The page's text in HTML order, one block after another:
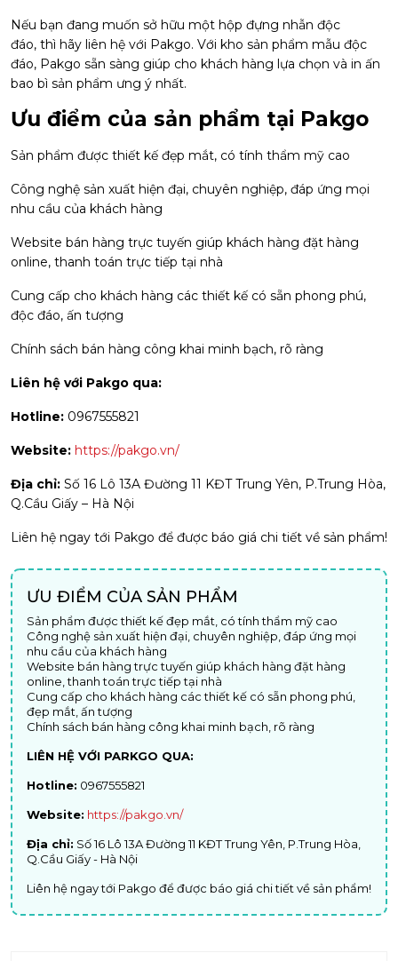
Nếu bạn đang muốn sở hữu một hộp đựng nhẫn độc
đáo, thì hãy liên hệ với Pakgo. Với kho sản phẩm mẫu độc
đáo, Pakgo sẵn sàng giúp cho khách hàng lựa chọn và in ấn
bao bì sản phẩm ưng ý nhất.
Ưu điểm của sản phẩm tại Pakgo
Sản phẩm được thiết kế đẹp mắt, có tính thẩm mỹ cao
Công nghệ sản xuất hiện đại, chuyên nghiệp, đáp ứng mọi
nhu cầu của khách hàng
Website bán hàng trực tuyến giúp khách hàng đặt hàng
online, thanh toán trực tiếp tại nhà
Cung cấp cho khách hàng các thiết kế có sẵn phong phú,
độc đáo, ấn tượng
Chính sách bán hàng công khai minh bạch, rõ ràng
Liên hệ với Pakgo qua:
Hotline: 0967555821
Website: https://pakgo.vn/
Địa chỉ: Số 16 Lô 13A Đường 11 KĐT Trung Yên, P.Trung Hòa,
Q.Cầu Giấy – Hà Nội
Liên hệ ngay tới Pakgo để được báo giá chi tiết về sản phẩm!
ƯU ĐIỂM CỦA SẢN PHẨM
Sản phẩm được thiết kế đẹp mắt, có tính thẩm mỹ cao
Công nghệ sản xuất hiện đại, chuyên nghiệp, đáp ứng mọi
nhu cầu của khách hàng
Website bán hàng trực tuyến giúp khách hàng đặt hàng
online, thanh toán trực tiếp tại nhà
Cung cấp cho khách hàng các thiết kế có sẵn phong phú,
đẹp mắt, ấn tượng
Chính sách bán hàng công khai minh bạch, rõ ràng
LIÊN HỆ VỚI PARKGO QUA:
Hotline: 0967555821
Website: https://pakgo.vn/
Địa chỉ: Số 16 Lô 13A Đường 11 KĐT Trung Yên, P.Trung Hòa,
Q.Cầu Giấy - Hà Nội
Liên hệ ngay tới Pakgo để được báo giá chi tiết về sản phẩm!